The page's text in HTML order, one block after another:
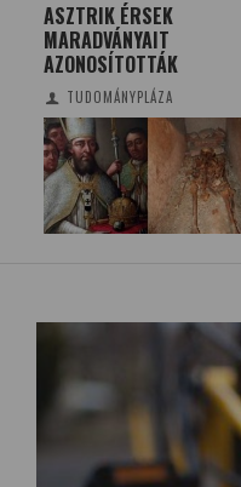
ASZTRIK ÉRSEK
MARADVÁNYAIT
AZONOSÍTOTTÁK
TUDOMÁNYPLÁZA